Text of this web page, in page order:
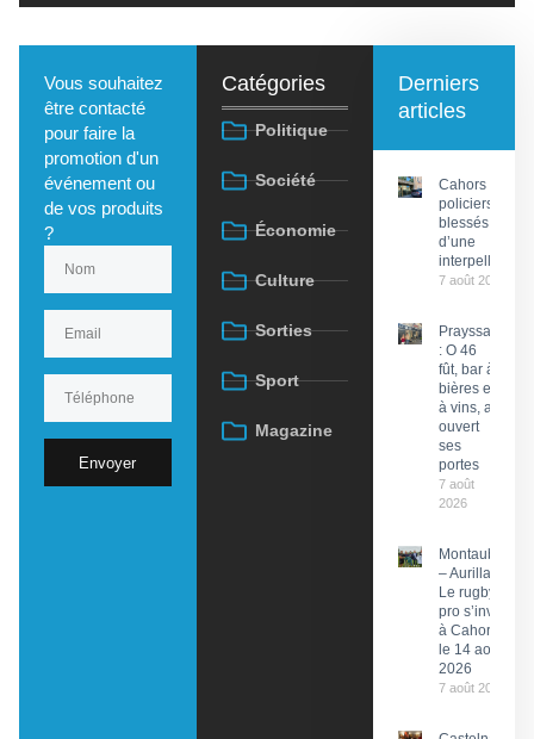
Vous souhaitez
être contacté
pour faire la
promotion d'un
événement ou
de vos produits
?
Envoyer
Catégories
Politique
Société
Économie
Culture
Sorties
Sport
Magazine
Derniers
articles
Cahors : Des
policiers
blessés lors
d’une
interpellation
7 août 2026
Prayssac
: O 46
fût, bar à
bières et
à vins, a
ouvert
ses
portes
7 août
2026
Montauban
– Aurillac :
Le rugby
pro s’invite
à Cahors
le 14 août
2026
7 août 2026